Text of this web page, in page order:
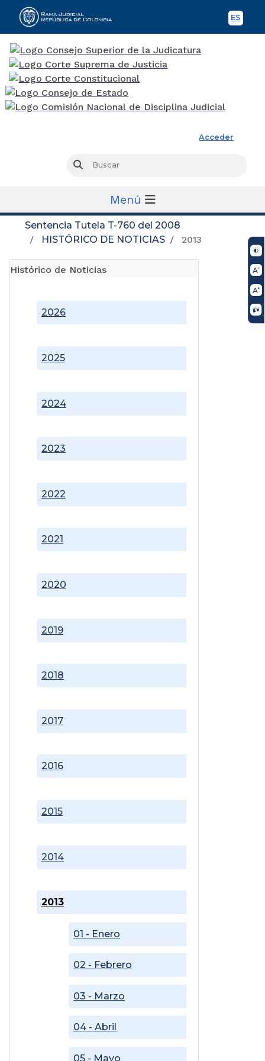
ES
Acceder
Buscar
Menú
Sentencia Tutela T-760 del 2008
HISTÓRICO DE NOTICIAS
2013
Histórico de Noticias
2013
01 - Enero
02 - Febrero
03 - Marzo
04 - Abril
05 - Mayo
2014
2015
2016
2017
2018
2019
2020
2021
2022
2023
2024
2025
2026